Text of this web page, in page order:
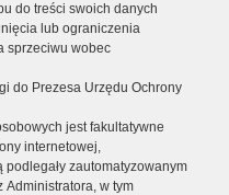
do treści swoich danych
lub ograniczenia
sprzeciwu wobec
do Prezesa Urzędu Ochrony
jest fakultatywne
internetowej,
zautomatyzowanym
w tym